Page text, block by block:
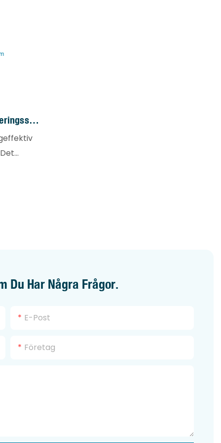
Du Har Några Frågor.
E-Post
Företag